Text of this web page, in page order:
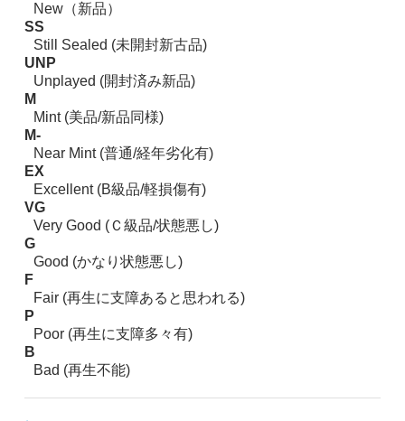
New（新品）
SS
Still Sealed (未開封新古品)
UNP
Unplayed (開封済み新品)
M
Mint (美品/新品同様)
M-
Near Mint (普通/経年劣化有)
EX
Excellent (B級品/軽損傷有)
VG
Very Good (Ｃ級品/状態悪し)
G
Good (かなり状態悪し)
F
Fair (再生に支障あると思われる)
P
Poor (再生に支障多々有)
B
Bad (再生不能)